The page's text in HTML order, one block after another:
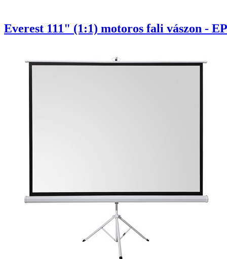
Everest 111" (1:1) motoros fali vászon -